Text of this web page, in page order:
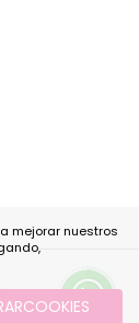
mejorar nuestros